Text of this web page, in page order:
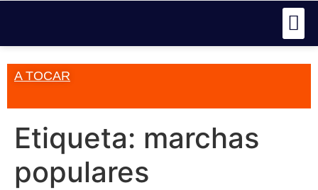
A TOCAR
Etiqueta: marchas
populares